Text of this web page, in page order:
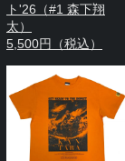
ト'26（#1 森下翔
太）
5,500円（税込）